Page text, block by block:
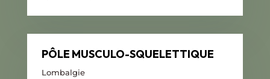
PÔLE MUSCULO-SQUELETTIQUE
Lombalgie